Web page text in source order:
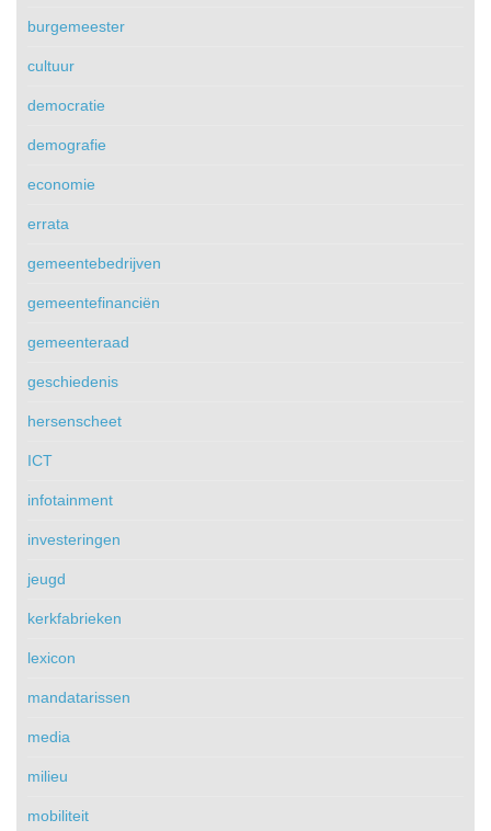
burgemeester
cultuur
democratie
demografie
economie
errata
gemeentebedrijven
gemeentefinanciën
gemeenteraad
geschiedenis
hersenscheet
ICT
infotainment
investeringen
jeugd
kerkfabrieken
lexicon
mandatarissen
media
milieu
mobiliteit